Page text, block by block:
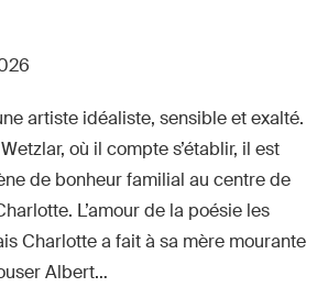
artiste idéaliste, sensible et exalté.
où il compte s’établir, il est
de bonheur familial au centre de
L’amour de la poésie les
Charlotte a fait à sa mère mourante
Albert…